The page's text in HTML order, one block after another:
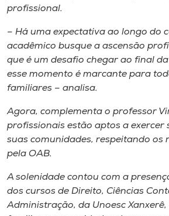
A+
A-
profissional.
– Há uma expectativa ao longo do
acadêmico busque a ascensão
que é um desafio chegar ao final
esse momento é marcante para
familiares – analisa.
Agora, complementa o professor
profissionais estão aptos a exercer
suas comunidades, respeitando os
pela OAB.
A solenidade contou com a
dos cursos de Direito, Ciências
Administração, da Unoesc